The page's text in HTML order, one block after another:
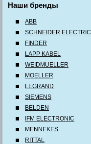
Наши бренды
ABB
SCHNEIDER ELECTRIC
FINDER
LAPP KABEL
WEIDMUELLER
MOELLER
LEGRAND
SIEMENS
BELDEN
IFM ELECTRONIC
MENNEKES
RITTAL